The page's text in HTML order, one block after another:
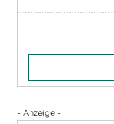
- Anzeige -